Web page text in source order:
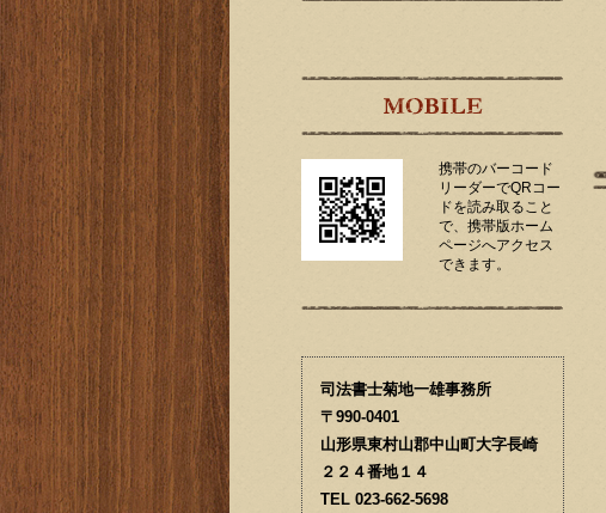
携帯のバーコード
リーダーでQRコー
ドを読み取ること
で、携帯版ホーム
ページへアクセス
できます。
司法書士菊地一雄事務所
〒990-0401
山形県東村山郡中山町大字長崎
２２４番地１４
TEL 023-662-5698